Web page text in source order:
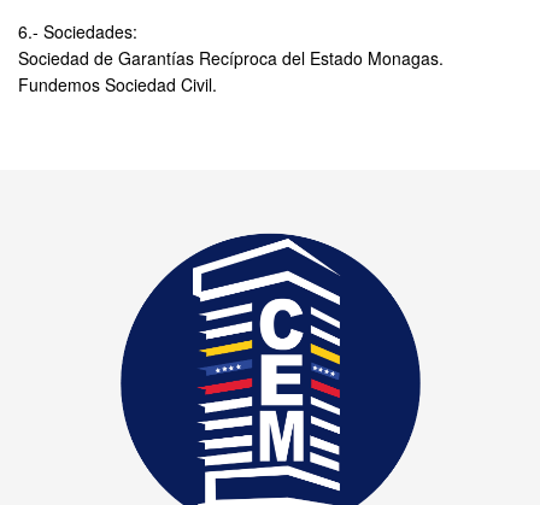
6.- Sociedades:
Sociedad de Garantías Recíproca del Estado Monagas.
Fundemos Sociedad Civil.